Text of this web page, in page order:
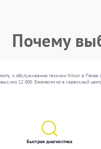
Почему
и обслуживанию техники Nikon в
12 000. Ежемесячно в сервисный
Быстрая диагностика